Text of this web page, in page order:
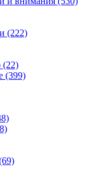
(222)
(22)
(399)